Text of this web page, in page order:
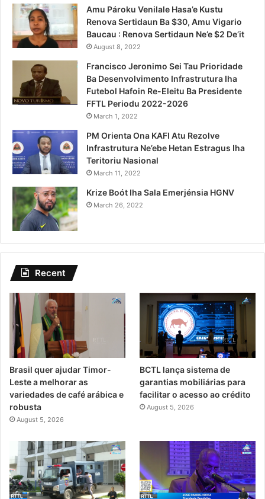
Amu Pároku Venilale Hasa’e Kustu
Renova Sertidaun Ba $30, Amu Vigario
Baucau : Renova Sertidaun Ne’e $2 De’it
August 8, 2022
Francisco Jeronimo Sei Tau Prioridade
Ba Desenvolvimento Infrastrutura Iha
Futebol Hafoin Re-Eleitu Ba Presidente
FFTL Periodu 2022-2026
March 1, 2022
PM Orienta Ona KAFI Atu Rezolve
Infrastrutura Ne’ebe Hetan Estragus Iha
Teritoriu Nasional
March 11, 2022
Krize Boót Iha Sala Emerjénsia HGNV
March 26, 2022
Recent
Brasil quer ajudar Timor-
Leste a melhorar as
variedades de café arábica e
robusta
August 5, 2026
BCTL lança sistema de
garantias mobiliárias para
facilitar o acesso ao crédito
August 5, 2026